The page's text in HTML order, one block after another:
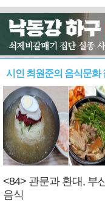
시인 최원준의 음식문화
<84> 관문과 환대, 부
음식